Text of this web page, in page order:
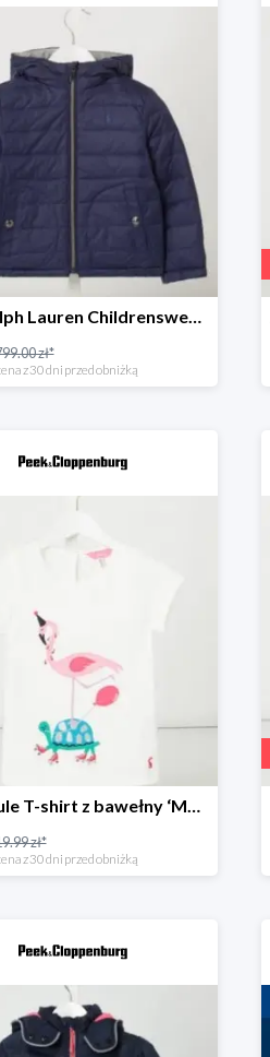
Polo Ralph Lauren Childrenswear Kurtka dwustronna z wypełnieniem -43%
zł*
z 30 dni przed obniżką
Tom Joule T-shirt z bawełny ‘Maggie’ Biały -50%
zł*
z 30 dni przed obniżką